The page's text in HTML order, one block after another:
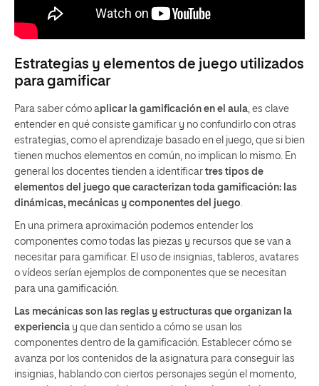
Estrategias y elementos de juego utilizados
para gamificar
Para saber cómo aplicar la gamificación en el aula , es clave
entender en qué consiste gamificar y no confundirlo con otras
estrategias, como el aprendizaje basado en el juego, que si bien
tienen muchos elementos en común, no implican lo mismo. En
general los docentes tienden a identificar tres tipos de
elementos del juego que caracterizan toda gamificación: las
dinámicas, mecánicas y componentes del juego
En una primera aproximación podemos entender los
componentes como todas las piezas y recursos que se van a
necesitar para gamificar. El uso de insignias, tableros, avatares
o vídeos serían ejemplos de componentes que se necesitan
para una gamificación.
Las mecánicas son las reglas y estructuras que organizan la
experiencia y que dan sentido a cómo se usan los
componentes dentro de la gamificación. Establecer cómo se
avanza por los contenidos de la asignatura para conseguir las
insignias, hablando con ciertos personajes según el momento,